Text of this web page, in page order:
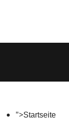
">Startseite